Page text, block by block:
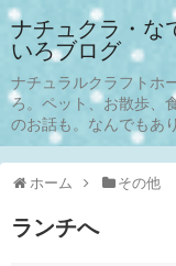
ナチュクラ・な
いろブログ
ナチュラルクラフトホ
ろ。ペット、お散歩、
のお話も。なんでもあ
ホーム その他
ランチへ